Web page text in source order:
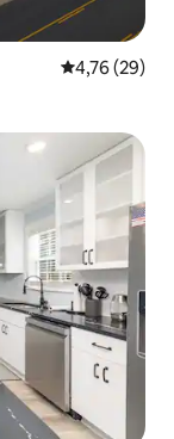
4,76 de uma
4,76 (29)